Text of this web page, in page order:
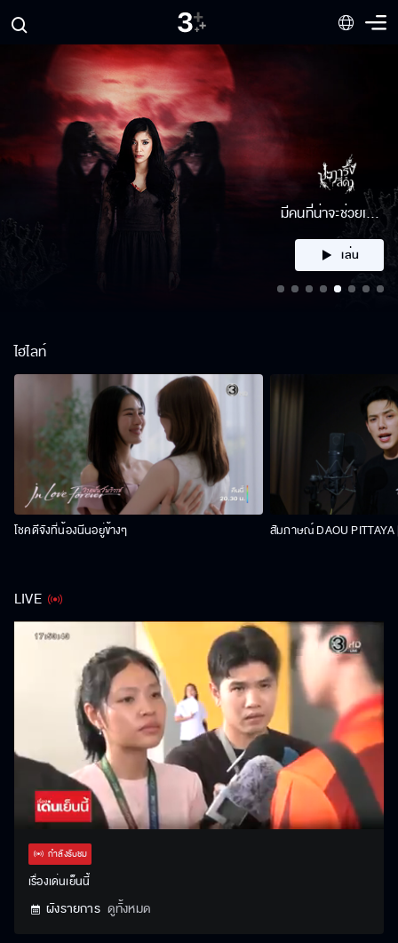
คลิก
ไฮไลท์
โชคดีจังที่น้องนีนอยู่ข้างๆ สัมภาษณ์ DAOU PITTAYA
LIVE
UnmuteStream Settings
กำลังรับชม
เรื่องเด่นเย็นนี้
ผังรายการ ดูทั้งหมด